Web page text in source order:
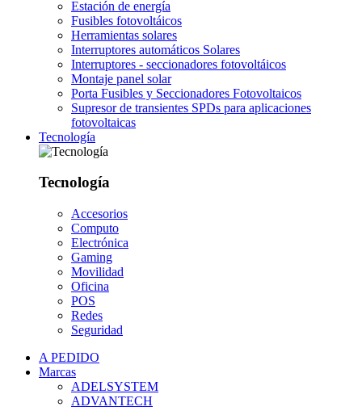
Estación de energía
Fusibles fotovoltáicos
Herramientas solares
Interruptores automáticos Solares
Interruptores - seccionadores fotovoltáicos
Montaje panel solar
Porta Fusibles y Seccionadores Fotovoltaicos
Supresor de transientes SPDs para aplicaciones
fotovoltaicas
Tecnología
Tecnología
Accesorios
Computo
Electrónica
Gaming
Movilidad
Oficina
POS
Redes
Seguridad
A PEDIDO
Marcas
ADELSYSTEM
ADVANTECH